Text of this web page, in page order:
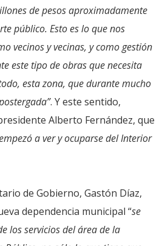
de pesos aproximadamente
público. Esto es lo que nos
vecinos y vecinas, y como gestión
este tipo de obras que necesita
esta zona, que durante mucho
. Y este sentido,
Alberto Fernández, que
a ver y ocuparse del Interior
de Gobierno, Gastón Díaz,
dependencia municipal “se
los servicios del área de la